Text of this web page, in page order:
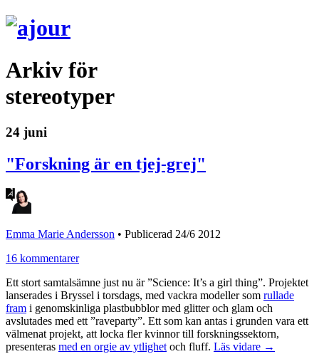
Arkiv för
stereotyper
24 juni
"Forskning är en tjej-grej"
Emma Marie Andersson • Publicerad 24/6 2012
16 kommentarer
Ett stort samtalsämne just nu är ”Science: It’s a girl thing”. Projektet
lanserades i Bryssel i torsdags, med vackra modeller som rullade
fram i genomskinliga plastbubblor med glitter och glam och
avslutades med ett ”raveparty”. Ett som kan antas i grunden vara ett
välmenat projekt, att locka fler kvinnor till forskningssektorn,
presenteras med en orgie av ytlighet och fluff. Läs vidare →